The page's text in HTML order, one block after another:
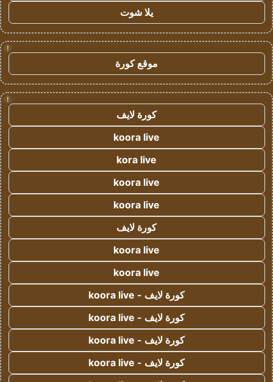
يلا شوت
!
موقع كورة
!
كورة لايف
koora live
kora live
koora live
koora live
كورة لايف
koora live
koora live
كورة لايف - koora live
كورة لايف - koora live
كورة لايف - koora live
كورة لايف - koora live